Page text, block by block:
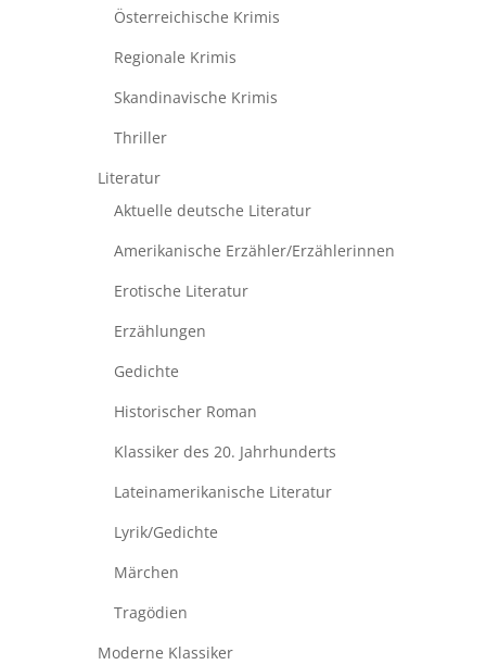
Österreichische Krimis
Regionale Krimis
Skandinavische Krimis
Thriller
Literatur
Aktuelle deutsche Literatur
Amerikanische Erzähler/Erzählerinnen
Erotische Literatur
Erzählungen
Gedichte
Historischer Roman
Klassiker des 20. Jahrhunderts
Lateinamerikanische Literatur
Lyrik/Gedichte
Märchen
Tragödien
Moderne Klassiker